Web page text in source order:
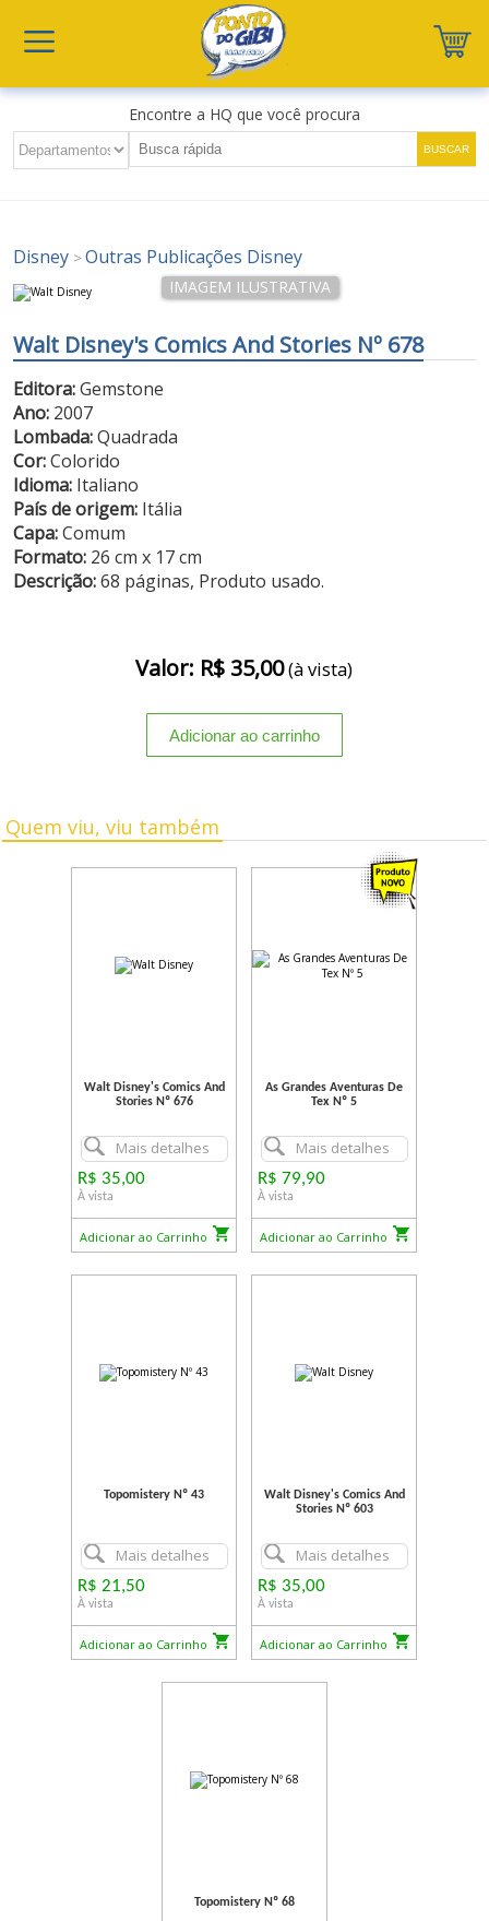
Encontre a HQ que você procura
Disney >Outras Publicações Disney
Walt Disney's Comics And Stories Nº 678
Editora:Gemstone
Ano: 2007
Lombada:Quadrada
Cor:Colorido
Idioma: Italiano
País de origem: Itália
Capa:Comum
Formato: 26 cm x 17 cm
Descrição:68 páginas, Produto usado.
Valor: R$ 35,00(à vista)
Quem viu, viu também
Walt Disney's Comics And
Stories Nº 676
Mais detalhes
R$ 35,00
À vista
Adicionar ao Carrinho
As Grandes Aventuras De
Tex Nº 5
Mais detalhes
R$ 79,90
À vista
Adicionar ao Carrinho
Topomistery Nº 43
Mais detalhes
R$ 21,50
À vista
Adicionar ao Carrinho
Walt Disney's Comics And
Stories Nº 603
Mais detalhes
R$ 35,00
À vista
Adicionar ao Carrinho
Topomistery Nº 68